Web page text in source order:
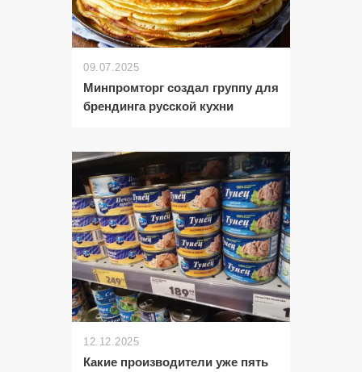
09.07.2025
Минпромторг создал группу для
брендинга русской кухни
12.12.2025
Какие производители уже пять